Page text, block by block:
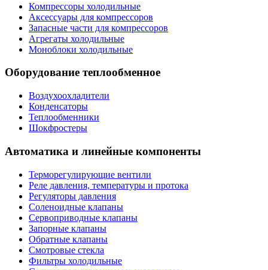
Компрессоры холодильные
Аксессуары для компрессоров
Запасные части для компрессоров
Агрегаты холодильные
Моноблоки холодильные
Оборудование теплообменное
Воздухоохладители
Конденсаторы
Теплообменники
Шокфростеры
Автоматика и линейные компоненты
Терморегулирующие вентили
Реле давления, температуры и протока
Регуляторы давления
Соленоидные клапаны
Сервоприводные клапаны
Запорные клапаны
Обратные клапаны
Смотровые стекла
Фильтры холодильные